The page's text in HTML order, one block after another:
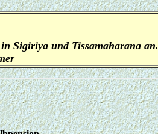
Sigiriya und Tissamaharana an.